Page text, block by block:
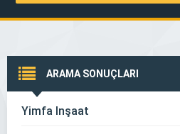
ARAMA SONUÇLARI
Yimfa İnşaat